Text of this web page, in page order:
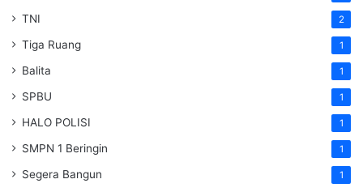
TNI 2
Tiga Ruang 1
Balita 1
SPBU 1
HALO POLISI 1
SMPN 1 Beringin 1
Segera Bangun 1